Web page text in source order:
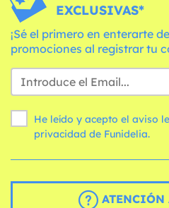
EXCLUSIVAS*
¡Sé el primero en enterarte
promociones al registrar tu
He leído y acepto el aviso
privacidad de Funidelia.
ATENCIÓN